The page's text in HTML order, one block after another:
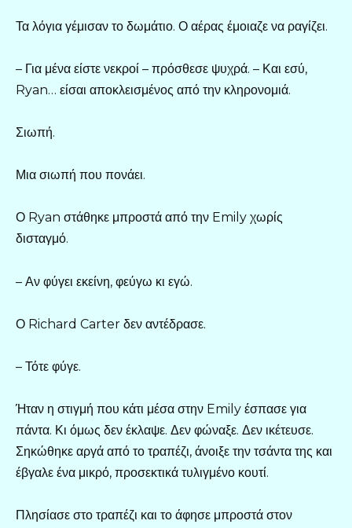
Τα λόγια γέμισαν το δωμάτιο. Ο αέρας έμοιαζε να ραγίζει.
– Για μένα είστε νεκροί – πρόσθεσε ψυχρά. – Και εσύ,
Ryan… είσαι αποκλεισμένος από την κληρονομιά.
Σιωπή.
Μια σιωπή που πονάει.
Ο Ryan στάθηκε μπροστά από την Emily χωρίς
δισταγμό.
– Αν φύγει εκείνη, φεύγω κι εγώ.
Ο Richard Carter δεν αντέδρασε.
– Τότε φύγε.
Ήταν η στιγμή που κάτι μέσα στην Emily έσπασε για
πάντα. Κι όμως δεν έκλαψε. Δεν φώναξε. Δεν ικέτευσε.
Σηκώθηκε αργά από το τραπέζι, άνοιξε την τσάντα της και
έβγαλε ένα μικρό, προσεκτικά τυλιγμένο κουτί.
Πλησίασε στο τραπέζι και το άφησε μπροστά στον